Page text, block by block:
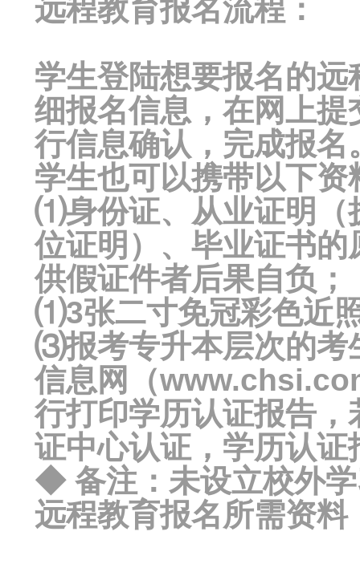
远程教育报名流程：
学生登陆想要报名的
细报名信息，在网上
行信息确认，完成报名
学生也可以携带以下
⑴身份证、从业证明（
位证明）、毕业证书
供假证件者后果自负；
⑴3张二寸免冠彩色近
⑶报考专升本层次的考
信息网（
行打印学历认证报告
证中心认证，学历认
◆ 备注：未设立校外
远程教育报名所需资料